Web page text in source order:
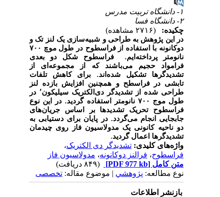
چکیده:
در اینپژوهش به طراحی و شبیه‌سازی یک لنز تک و
دوکانونه با استفاده از فراسطوح در طول موچ ۷۰۰
نانومتر پرداخته‌ایم.
فراسطوح شکل دو بعدی
فرامواد حجیم می‌باشند که از مجموعه‌ای از
تشدیدگرها تشکیل شده‌اند. برای کاهش تلفات
تابشی در فراسطح و همچنین افزایش بازده لنز
طراحی شده از تشدیدگر دی‌الکتریک سیلیکون٬ در
طول موج ۷۰۰ نانومتر استفاده گردید. در این نوع
فراسطوح تحریک تشدیدها بر اساس جریان‌های
جابجایی انجام می‌گردد. در پایان برای دستیابی به
دو ناحیه کانونی یک مدولاسیون فاز روی چیدمان
تشدیدگرها اعمال گردید.
واژه‌های کلیدی:تشدیدگر دی الکتریک،
فراسطوح،فرالنز دوکانونه،مدولاسیون فاز
متن کامل[PDF 977 kb]
نوع مطالعه:پژوهشي| موضوع مقاله:تخصصی
بازنشر اطلاعات